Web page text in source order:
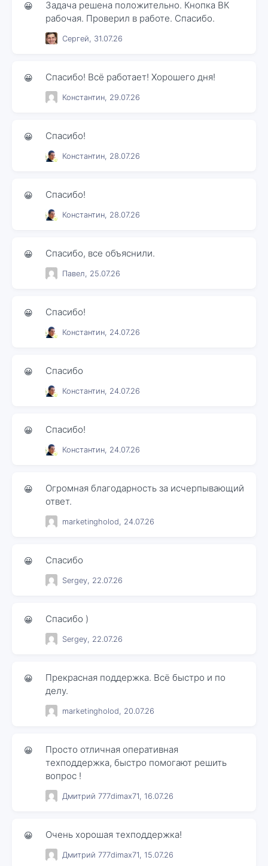
😀
Задача решена положительно. Кнопка ВК
рабочая. Проверил в работе. Спасибо.
Сергей, 31.07.26
😀 Спасибо! Всё работает! Хорошего дня!
Константин, 29.07.26
😀 Спасибо!
Константин, 28.07.26
😀 Спасибо!
Константин, 28.07.26
😀 Спасибо, все объяснили.
Павел, 25.07.26
😀 Спасибо!
Константин, 24.07.26
😀 Спасибо
Константин, 24.07.26
😀 Спасибо!
Константин, 24.07.26
😀
Огромная благодарность за исчерпывающий
ответ.
marketingholod, 24.07.26
😀 Спасибо
Sergey, 22.07.26
😀 Спасибо )
Sergey, 22.07.26
😀
Прекрасная поддержка. Всё быстро и по
делу.
marketingholod, 20.07.26
😀
Просто отличная оперативная
техподдержка, быстро помогают решить
вопрос !
Дмитрий 777dimax71, 16.07.26
😀 Очень хорошая техподдержка!
Дмитрий 777dimax71, 15.07.26